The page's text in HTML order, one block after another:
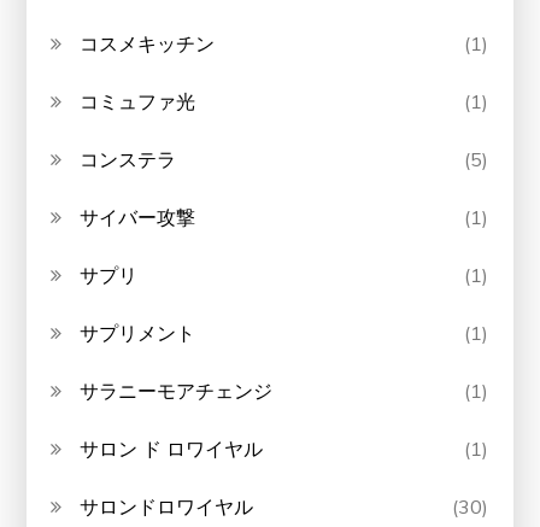
コスメキッチン (1)
コミュファ光 (1)
コンステラ (5)
サイバー攻撃 (1)
サプリ (1)
サプリメント (1)
サラニーモアチェンジ (1)
サロン ド ロワイヤル (1)
サロンドロワイヤル (30)